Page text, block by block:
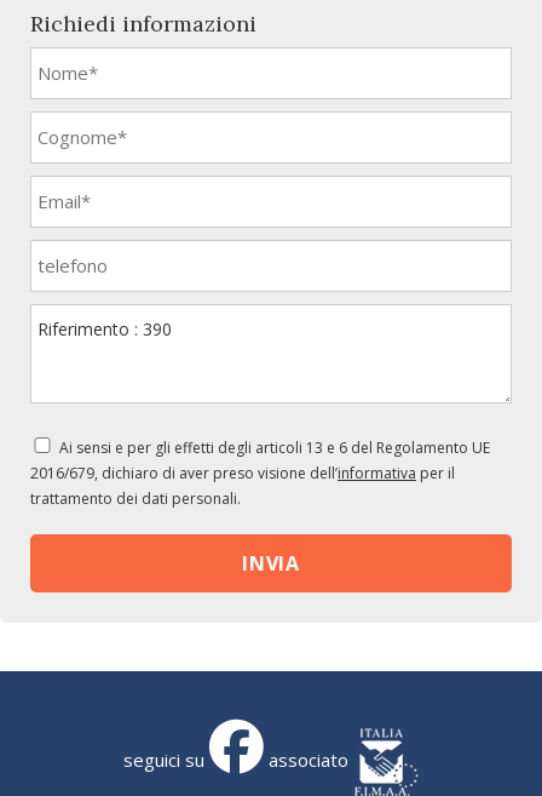
Richiedi informazioni
Ai sensi e per gli effetti degli articoli 13 e 6 del Regolamento UE
2016/679, dichiaro di aver preso visione dell’informativa per il
trattamento dei dati personali.
seguici su associato